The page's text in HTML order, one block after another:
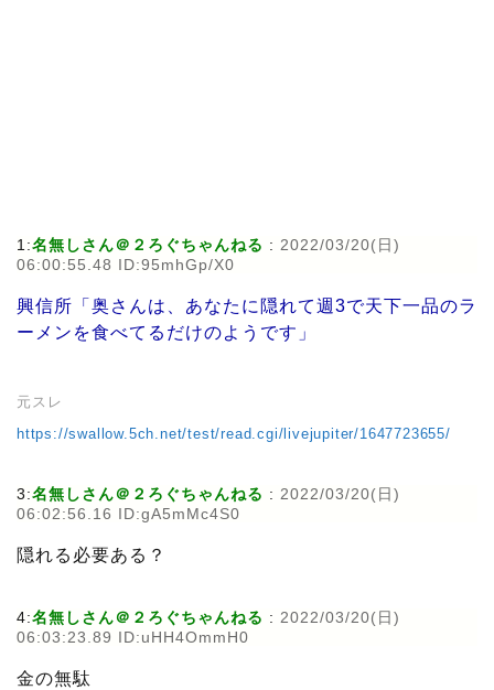
1:名無しさん＠２ろぐちゃんねる : 2022/03/20(日)
06:00:55.48 ID:95mhGp/X0
興信所「奥さんは、あなたに隠れて週3で天下一品のラ
ーメンを食べてるだけのようです」
元スレ
https://swallow.5ch.net/test/read.cgi/livejupiter/1647723655/
3:名無しさん＠２ろぐちゃんねる : 2022/03/20(日)
06:02:56.16 ID:gA5mMc4S0
隠れる必要ある？
4:名無しさん＠２ろぐちゃんねる : 2022/03/20(日)
06:03:23.89 ID:uHH4OmmH0
金の無駄